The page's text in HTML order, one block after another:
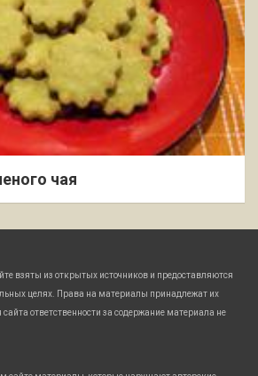
чая
взяты из открытых источников и предоставляются
целях. Права на материалы принадлежат их
ответственности за содержание материала не